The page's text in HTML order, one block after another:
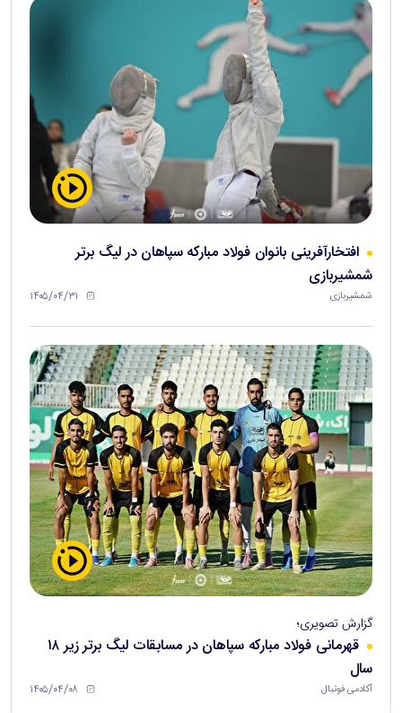
افتخارآفرینی بانوان فولاد مبارکه سپاهان در لیگ برتر
شمشیربازی
شمشیربازی ۱۴۰۵/۰۴/۳۱
گزارش تصویری؛
قهرمانی فولاد مبارکه سپاهان در مسابقات لیگ برتر زیر ۱۸
سال
آکادمی فوتبال ۱۴۰۵/۰۴/۰۸